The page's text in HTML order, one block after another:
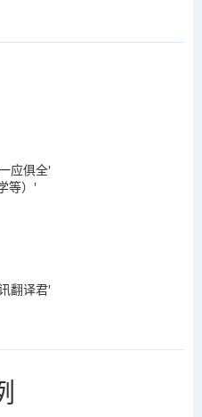
应俱全'
等）'
翻译君'